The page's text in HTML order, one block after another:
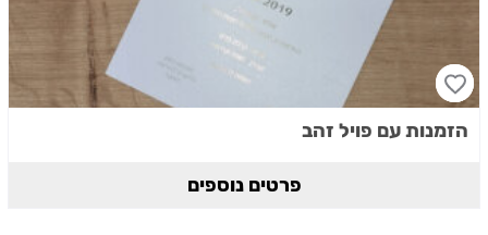
הזמנות עם פויל זהב
פרטים נוספים